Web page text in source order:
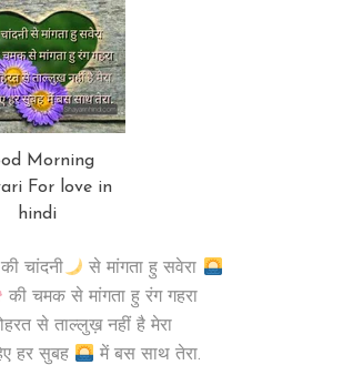
Morning
For love in
hindi
की चांदनी
से मांगता हु सवेरा
की चमक से मांगता हु रंग गहरा
से ताल्लुख़ नहीं है मेरा
हर सुबह
में बस साथ तेरा.